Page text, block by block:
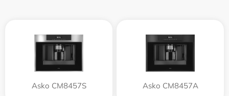
Asko CM8457S Asko CM8457A